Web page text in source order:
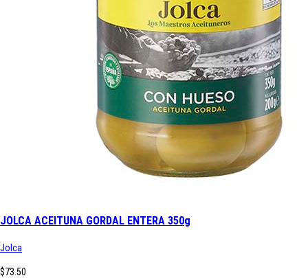
JOLCA ACEITUNA GORDAL ENTERA 350g
Jolca
$73.50